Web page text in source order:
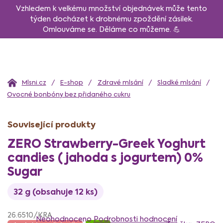
PřejítVzhledem k velkému množství objednávek může tento
týden docházet k drobnému zpoždění zásilek.
Omlouváme se. Děláme co můžeme. 💪
Domů E-shop Zdravé mlsání
Sladké mlsání
Ovocné bonbóny bez přidaného cukru
ZERO Strawberry-Greek Yoghurt
candies (jahoda s jogurtem) 0%
Sugar
32 g (obsahuje 12 ks)
26.6510/KRAhodnocení
Neohodnoceno Podrobnosti hodnocení
Související produkty